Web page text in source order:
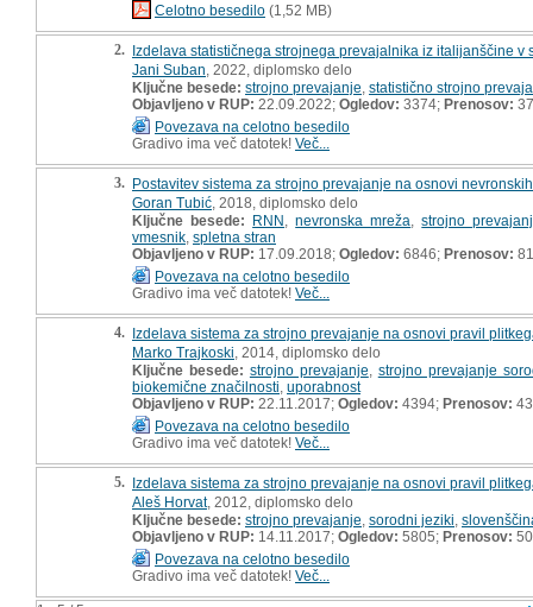
Celotno besedilo (1,52 MB)
2. Izdelava statističnega strojnega prevajalnika iz italijanščine v
Jani Suban , 2022, diplomsko delo
Ključne besede: strojno prevajanje statistično strojno
Objavljeno v RUP: 22.09.2022; Ogledov: 3374; Prenosov: 37
Povezava na celotno besedilo
Gradivo ima več datotek! Več...
3. Postavitev sistema za strojno prevajanje na osnovi
Goran Tubić , 2018, diplomsko delo
Ključne besede: RNN ,nevronska mreža ,strojno
vmesnik spletna stran
Objavljeno v RUP: 17.09.2018; Ogledov: 6846; Prenosov: 81
Povezava na celotno besedilo
Gradivo ima več datotek! Več...
4. Izdelava sistema za strojno prevajanje na osnovi pravil
Marko Trajkoski , 2014, diplomsko delo
Ključne besede: strojno prevajanje
strojno prevajanje
biokemične značilnosti uporabnost
Objavljeno v RUP: 22.11.2017; Ogledov: 4394; Prenosov: 43
Povezava na celotno besedilo
Gradivo ima več datotek! Več...
5. Izdelava sistema za strojno prevajanje na osnovi pravil
Aleš Horvat, 2012, diplomsko delo
Ključne besede: strojno prevajanje sorodni jeziki
Objavljeno v RUP: 14.11.2017; Ogledov: 5805; Prenosov: 50
Povezava na celotno besedilo
Gradivo ima več datotek! Več...